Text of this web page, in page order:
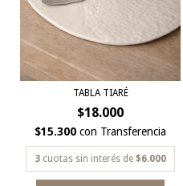
TABLA TIARÉ
$18.000
$15.300con Transferencia
3 cuotas sin interés de$6.000